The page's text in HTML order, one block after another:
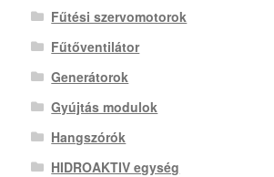
Fűtési szervomotorok
Fűtőventilátor
Generátorok
Gyújtás modulok
Hangszórók
HIDROAKTIV egység